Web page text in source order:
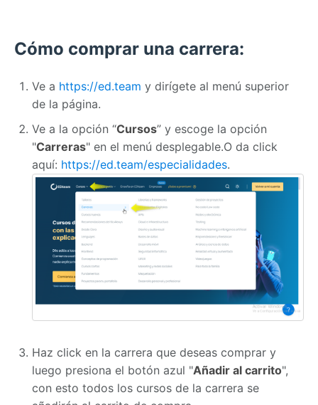
Cómo comprar una carrera:
Ve a https://ed.team y dirígete al menú superior
de la página.
Ve a la opción “Cursos” y escoge la opción
"Carreras" en el menú desplegable.O da click
aquí: https://ed.team/especialidades.
Haz click en la carrera que deseas comprar y
luego presiona el botón azul "Añadir al carrito",
con esto todos los cursos de la carrera se